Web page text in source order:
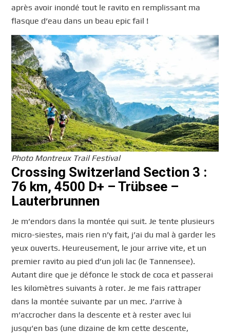
après avoir inondé tout le ravito en remplissant ma
flasque d’eau dans un beau epic fail !
Photo Montreux Trail Festival
Crossing Switzerland Section 3 :
76 km, 4500 D+ – Trübsee –
Lauterbrunnen
Je m’endors dans la montée qui suit. Je tente plusieurs
micro-siestes, mais rien n’y fait, j’ai du mal à garder les
yeux ouverts. Heureusement, le jour arrive vite, et un
premier ravito au pied d’un joli lac (le Tannensee).
Autant dire que je défonce le stock de coca et passerai
les kilomètres suivants à roter. Je me fais rattraper
dans la montée suivante par un mec. J’arrive à
m’accrocher dans la descente et à rester avec lui
jusqu’en bas (une dizaine de km cette descente,